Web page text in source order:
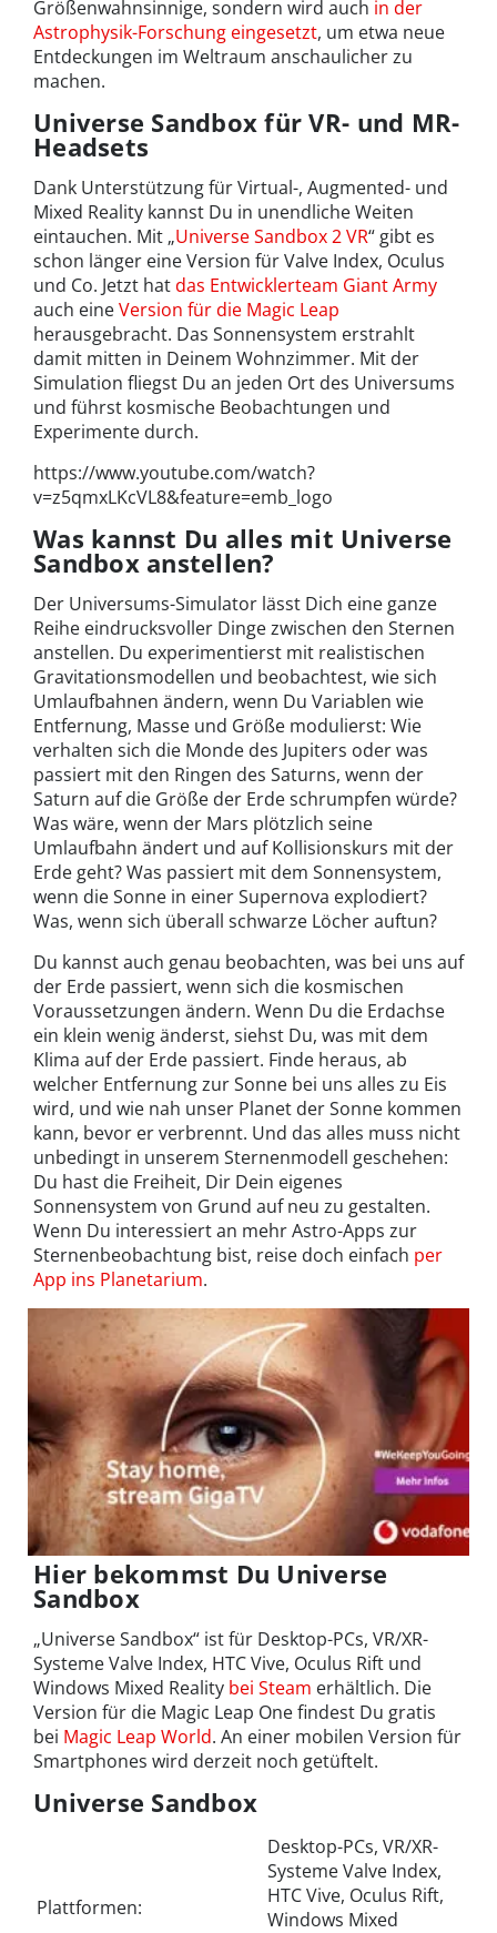
Größenwahnsinnige, sondern wird auch in der
Astrophysik-Forschung eingesetzt, um etwa neue
Entdeckungen im Weltraum anschaulicher zu
machen.
Universe Sandbox für VR- und MR-
Headsets
Dank Unterstützung für Virtual-, Augmented- und
Mixed Reality kannst Du in unendliche Weiten
eintauchen. Mit „Universe Sandbox 2 VR“ gibt es
schon länger eine Version für Valve Index, Oculus
und Co. Jetzt hatdas Entwicklerteam Giant Army
auch eineVersion für die Magic Leap
herausgebracht. Das Sonnensystem erstrahlt
damit mitten in Deinem Wohnzimmer. Mit der
Simulation fliegst Du an jeden Ort des Universums
und führst kosmische Beobachtungen und
Experimente durch.
https://www.youtube.com/watch?
v=z5qmxLKcVL8&feature=emb_logo
Was kannst Du alles mit Universe
Sandbox anstellen?
Der Universums-Simulator lässt Dich eine ganze
Reihe eindrucksvoller Dinge zwischen den Sternen
anstellen. Du experimentierst mit realistischen
Gravitationsmodellen und beobachtest, wie sich
Umlaufbahnen ändern, wenn Du Variablen wie
Entfernung, Masse und Größe modulierst: Wie
verhalten sich die Monde des Jupiters oder was
passiert mit den Ringen des Saturns, wenn der
Saturn auf die Größe der Erde schrumpfen würde?
Was wäre, wenn der Mars plötzlich seine
Umlaufbahn ändert und auf Kollisionskurs mit der
Erde geht? Was passiert mit dem Sonnensystem,
wenn die Sonne in einer Supernova explodiert?
Was, wenn sich überall schwarze Löcher auftun?
Du kannst auch genau beobachten, was bei uns auf
der Erde passiert, wenn sich die kosmischen
Voraussetzungen ändern. Wenn Du die Erdachse
ein klein wenig änderst, siehst Du, was mit dem
Klima auf der Erde passiert. Finde heraus, ab
welcher Entfernung zur Sonne bei uns alles zu Eis
wird, und wie nah unser Planet der Sonne kommen
kann, bevor er verbrennt. Und das alles muss nicht
unbedingt in unserem Sternenmodell geschehen:
Du hast die Freiheit, Dir Dein eigenes
Sonnensystem von Grund auf neu zu gestalten.
Wenn Du interessiert an mehr Astro-Apps zur
Sternenbeobachtung bist, reise doch einfach per
App ins Planetarium.
Hier bekommst Du Universe
Sandbox
„Universe Sandbox“ ist für Desktop-PCs, VR/XR-
Systeme Valve Index, HTC Vive, Oculus Rift und
Windows Mixed Reality bei Steam erhältlich. Die
Version für die Magic Leap One findest Du gratis
bei Magic Leap World. An einer mobilen Version für
Smartphones wird derzeit noch getüftelt.
Universe Sandbox
Plattformen:
Desktop-PCs, VR/XR-
Systeme Valve Index,
HTC Vive, Oculus Rift,
Windows Mixed